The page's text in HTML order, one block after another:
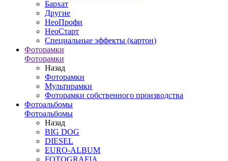
Бархат
Другие
НеоПрофи
НеоСтарт
Специальные эффекты (картон)
Фоторамки
Фоторамки
Назад
Фоторамки
Мультирамки
Фоторамки собственного производства
Фотоальбомы
Фотоальбомы
Назад
BIG DOG
DIESEL
EURO-ALBUM
FOTOGRAFIA